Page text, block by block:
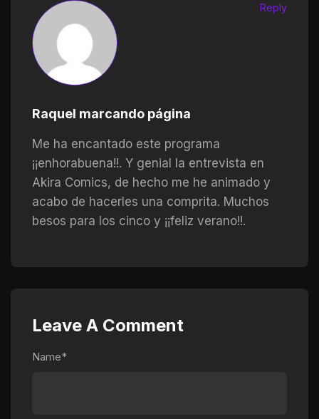
Raquel marcando página
Me ha encantado este programa
¡¡enhorabuena!!. Y genial la entrevista en
Akira Comics, de hecho me he animado y
acabo de hacerles una comprita. Muchos
besos para los cinco y ¡¡feliz verano!!.
Reply
Leave A Comment
Name*